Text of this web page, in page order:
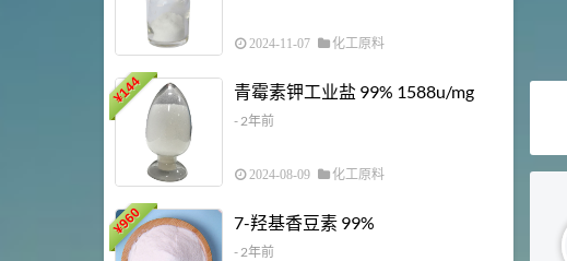
2024-11-07 化工原料
¥
144 青霉素钾工业盐 99% 1588u/mg
- 2年前
2024-08-09 化工原料
¥
960 7-羟基香豆素 99%
- 2年前
69.6